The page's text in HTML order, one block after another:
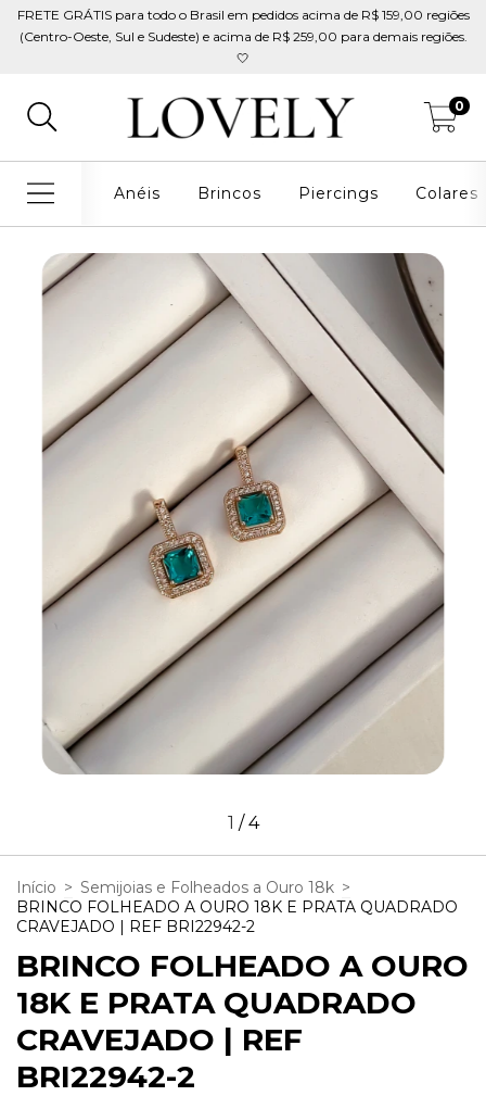
FRETE GRÁTIS para todo o Brasil em pedidos acima de R$ 159,00 regiões
(Centro-Oeste, Sul e Sudeste) e acima de R$ 259,00 para demais regiões.
🤍
0
Anéis Brincos Piercings Colares
1 /4
Início > Semijoias e Folheados a Ouro 18k >
BRINCO FOLHEADO A OURO 18K E PRATA QUADRADO
CRAVEJADO | REF BRI22942-2
BRINCO FOLHEADO A OURO
18K E PRATA QUADRADO
CRAVEJADO | REF
BRI22942-2